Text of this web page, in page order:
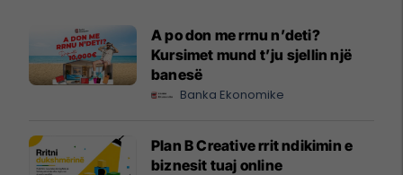
A po don me rrnu n’deti?
Kursimet mund t’ju sjellin një
banesë
Banka Ekonomike
Plan B Creative rrit ndikimin e
biznesit tuaj online